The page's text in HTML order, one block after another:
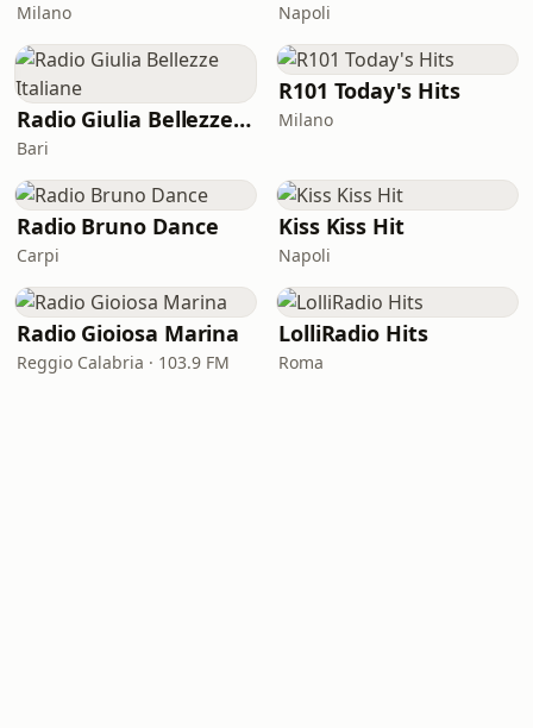
Milano Napoli
Radio Giulia Bellezze Italiane
Bari
R101 Today's Hits
Milano
Radio Bruno Dance
Carpi
Kiss Kiss Hit
Napoli
Radio Gioiosa Marina
Reggio Calabria · 103.9 FM
LolliRadio Hits
Roma